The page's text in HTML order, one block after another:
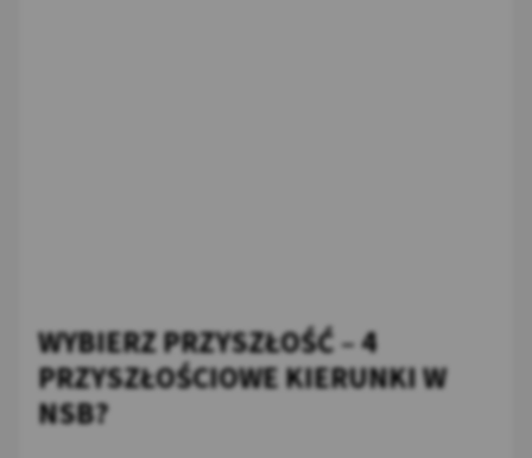
WYBIERZ PRZYSZŁOŚĆ – 4
PRZYSZŁOŚCIOWE KIERUNKI W
NSB?